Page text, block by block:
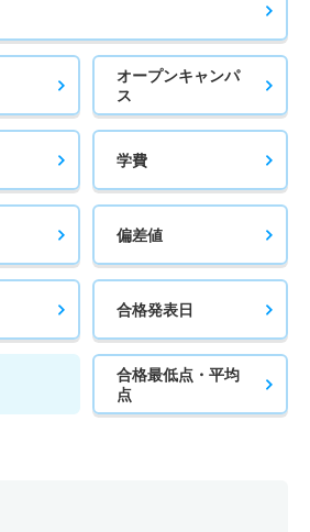
オープンキャンパ
ス
学費
偏差値
合格発表日
合格最低点・平均
点